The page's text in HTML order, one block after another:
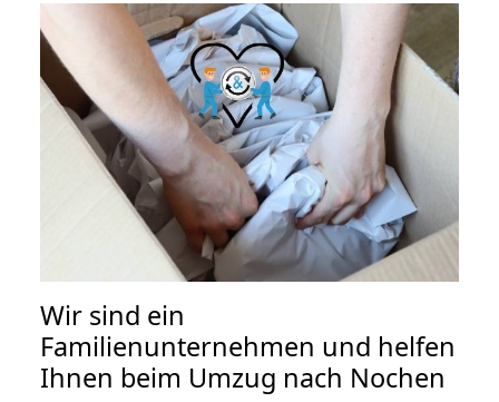
Wir sind ein
Familienunternehmen und helfen
Ihnen beim Umzug nach Nochen